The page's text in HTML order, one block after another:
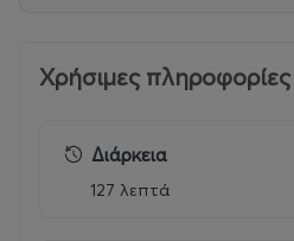
Χρήσιμες πληροφορίες
Διάρκεια
127 λεπτά